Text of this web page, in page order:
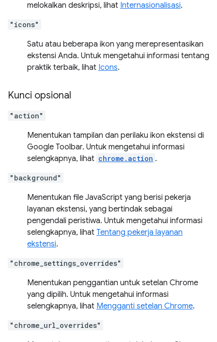
melokalkan deskripsi, lihat Internasionalisasi.
"icons"
Satu atau beberapa ikon yang merepresentasikan
ekstensi Anda. Untuk mengetahui informasi tentang
praktik terbaik, lihat Icons.
Kunci opsional
"action"
Menentukan tampilan dan perilaku ikon ekstensi di
Google Toolbar. Untuk mengetahui informasi
selengkapnya, lihat chrome.action .
"background"
Menentukan file JavaScript yang berisi pekerja
layanan ekstensi, yang bertindak sebagai
pengendali peristiwa. Untuk mengetahui informasi
selengkapnya, lihat Tentang pekerja layanan
ekstensi.
"chrome_settings_overrides"
Menentukan penggantian untuk setelan Chrome
yang dipilih. Untuk mengetahui informasi
selengkapnya, lihat Mengganti setelan Chrome.
"chrome_url_overrides"